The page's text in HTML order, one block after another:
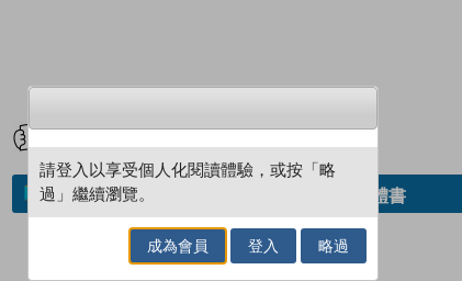
加入／閱讀電子書 借閱實體書
請登入以享受個人化閱讀體驗，或按「略
過」繼續瀏覽。
成為會員 登入 略過